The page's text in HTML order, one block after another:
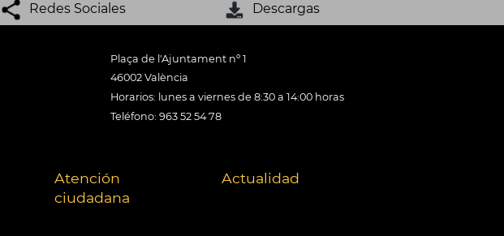
Redes Sociales Descargas
Plaça de l'Ajuntament nº 1
46002 València
Horarios: lunes a viernes de 8:30 a 14:00 horas
Teléfono: 963 52 54 78
Atención
ciudadana
Actualidad